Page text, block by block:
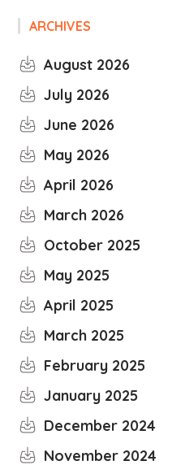
ARCHIVES
August 2026
July 2026
June 2026
May 2026
April 2026
March 2026
October 2025
May 2025
April 2025
March 2025
February 2025
January 2025
December 2024
November 2024